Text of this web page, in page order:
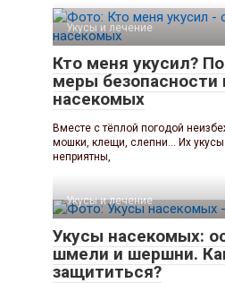
Укусы и лечение
Кто меня укусил?
меры безопасности
насекомых
Вместе с тёплой погодой
мошки, клещи, слепни… Их
неприятны,
Укусы и лечение
Укусы насекомых:
шмели и шершни.
защититься?